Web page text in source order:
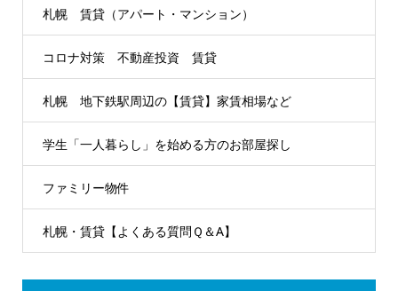
札幌 賃貸（アパート・マンション）
コロナ対策 不動産投資 賃貸
札幌 地下鉄駅周辺の【賃貸】家賃相場など
学生「一人暮らし」を始める方のお部屋探し
ファミリー物件
札幌・賃貸【よくある質問Ｑ＆A】